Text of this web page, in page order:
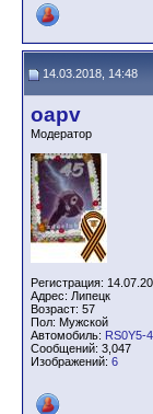
14.03.2018, 14:48
oapv
Модератор
Регистрация:
Адрес: Липецк
Возраст: 57
Пол: Мужской
Автомобиль: RS0Y5-
Сообщений: 3,047
Изображений: 6